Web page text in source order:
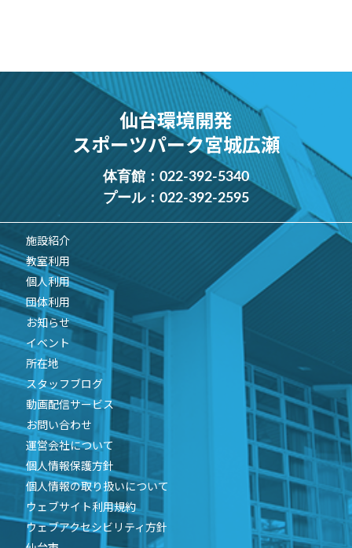
仙台環境開発
スポーツパーク宮城広瀬
体育館： 022-392-5340
プール： 022-392-2595
施設紹介
教室利用
個人利用
団体利用
お知らせ
イベント
所在地
スタッフブログ
動画配信サービス
お問い合わせ
運営会社について
個人情報保護方針
個人情報の取り扱いについて
ウェブサイト利用規約
ウェブアクセシビリティ方針